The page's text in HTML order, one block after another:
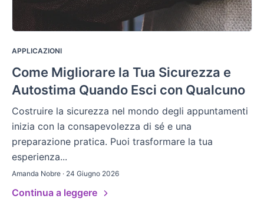
APPLICAZIONI
Come Migliorare la Tua Sicurezza e
Autostima Quando Esci con Qualcuno
Costruire la sicurezza nel mondo degli appuntamenti
inizia con la consapevolezza di sé e una
preparazione pratica. Puoi trasformare la tua
esperienza...
Amanda Nobre · 24 Giugno 2026
Continua a leggere